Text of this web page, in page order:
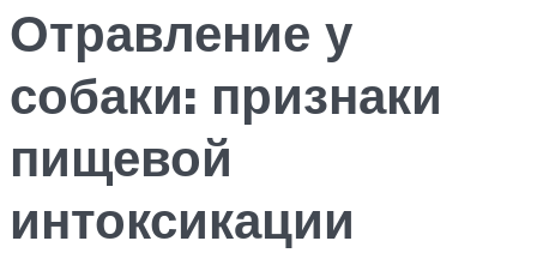
Отравление у
собаки: признаки
пищевой
интоксикации